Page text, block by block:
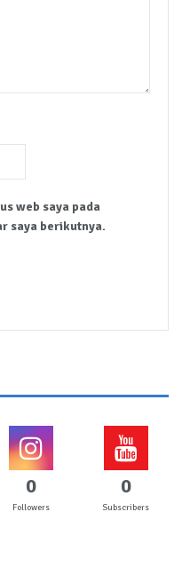
web saya pada
saya berikutnya.
0
Followers
0
Subscribers